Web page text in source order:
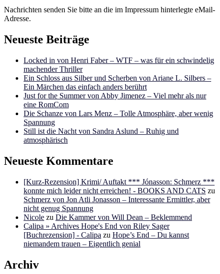
Nachrichten senden Sie bitte an die im Impressum hinterlegte eMail-
Adresse.
Neueste Beiträge
Locked in von Henri Faber – WTF – was für ein schwindelig
machender Thriller
Ein Schloss aus Silber und Scherben von Ariane L. Silbers –
Ein Märchen das einfach anders berührt
Just for the Summer von Abby Jimenez – Viel mehr als nur
eine RomCom
Die Schanze von Lars Menz – Tolle Atmosphäre, aber wenig
Spannung
Still ist die Nacht von Sandra Aslund – Ruhig und
atmosphärisch
Neueste Kommentare
[Kurz-Rezension] Krimi/ Auftakt *** Jónasson: Schmerz ***
konnte mich leider nicht erreichen! - BOOKS AND CATS zu
Schmerz von Jon Atli Jonasson – Interessante Ermittler, aber
nicht genug Spannung
Nicole zu Die Kammer von Will Dean – Beklemmend
Calipa » Archives Hope's End von Riley Sager
[Buchrezension] - Calipa zu Hope’s End – Du kannst
niemandem trauen – Eigentlich genial
Archiv